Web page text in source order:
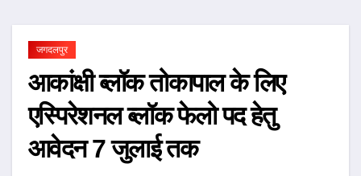
जगदलपुर
आकांक्षी ब्लॉक तोकापाल के लिए
एस्पिरेशनल ब्लॉक फेलो पद हेतु
आवेदन 7 जुलाई तक